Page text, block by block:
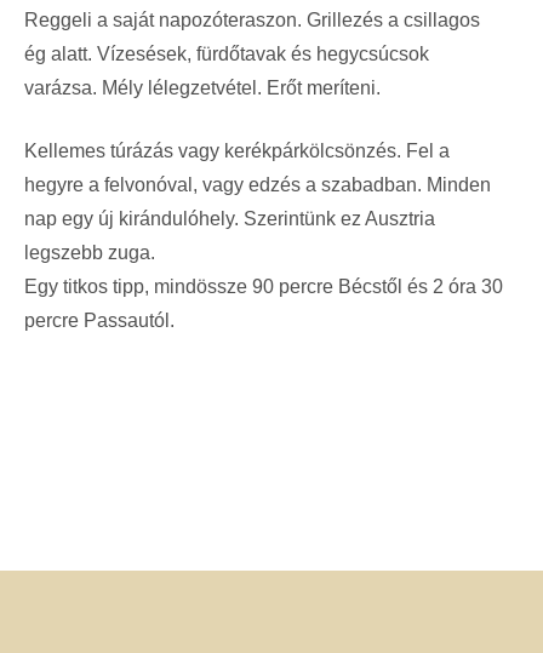
Reggeli a saját napozóteraszon. Grillezés a csillagos
ég alatt. Vízesések, fürdőtavak és hegycsúcsok
varázsa. Mély lélegzetvétel. Erőt meríteni.
Kellemes túrázás vagy kerékpárkölcsönzés. Fel a
hegyre a felvonóval, vagy edzés a szabadban. Minden
nap egy új kirándulóhely. Szerintünk ez Ausztria
legszebb zuga.
Egy titkos tipp, mindössze 90 percre Bécstől és 2 óra 30
percre Passautól.